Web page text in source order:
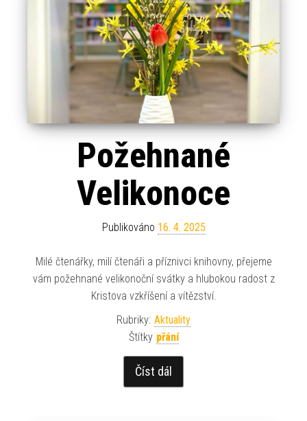
Požehnané
Velikonoce
Publikováno 16. 4. 2025
Milé čtenářky, milí čtenáři a příznivci knihovny, přejeme
vám požehnané velikonoční svátky a hlubokou radost z
Kristova vzkříšení a vítězství.
Rubriky: Aktuality
Štítky přání
Číst dál